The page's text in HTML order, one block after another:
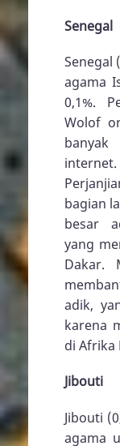
Senegal
Senegal
agama
0,1%.
Wolof
bagian
besar
yang
Dakar.
adik,
karena
di Afrika
Jibouti
Jibouti
agama